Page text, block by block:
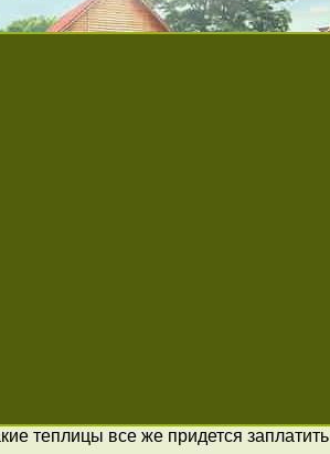
теплицы все же придется заплатить